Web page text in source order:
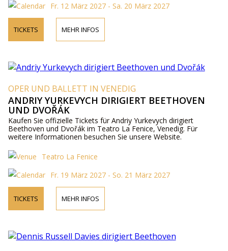
Fr. 12 März 2027 - Sa. 20 März 2027
TICKETS MEHR INFOS
OPER UND BALLETT IN VENEDIG
ANDRIY YURKEVYCH DIRIGIERT BEETHOVEN
UND DVOŘÁK
Kaufen Sie offizielle Tickets für Andriy Yurkevych dirigiert
Beethoven und Dvořák im Teatro La Fenice, Venedig. Für
weitere Informationen besuchen Sie unsere Website.
Teatro La Fenice
Fr. 19 März 2027 - So. 21 März 2027
TICKETS MEHR INFOS